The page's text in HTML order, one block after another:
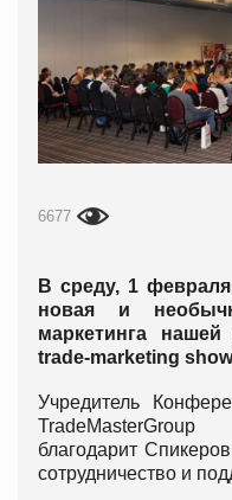
6677
В среду, 1
новая и
маркетинга
trade-marketing
Учредитель
благодарит
сотрудничество и